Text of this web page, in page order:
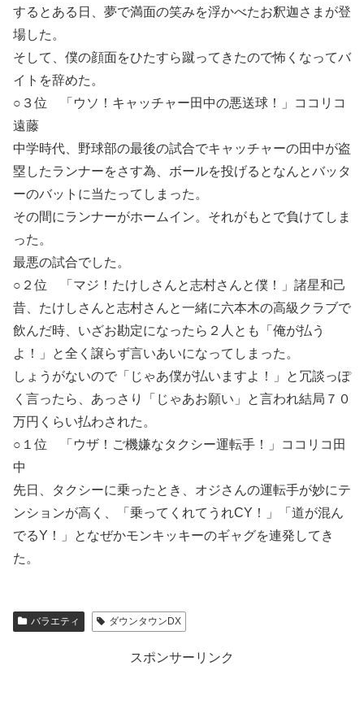
するとある日、夢で満面の笑みを浮かべたお釈迦さまが登
場した。
そして、僕の顔面をひたすら蹴ってきたので怖くなってバ
イトを辞めた。
○３位 「ウソ！キャッチャー田中の悪送球！」ココリコ
遠藤
中学時代、野球部の最後の試合でキャッチャーの田中が盗
塁したランナーをさす為、ボールを投げるとなんとバッタ
ーのバットに当たってしまった。
その間にランナーがホームイン。それがもとで負けてしま
った。
最悪の試合でした。
○２位 「マジ！たけしさんと志村さんと僕！」諸星和己
昔、たけしさんと志村さんと一緒に六本木の高級クラブで
飲んだ時、いざお勘定になったら２人とも「俺が払う
よ！」と全く譲らず言いあいになってしまった。
しょうがないので「じゃあ僕が払いますよ！」と冗談っぽ
く言ったら、あっさり「じゃあお願い」と言われ結局７０
万円くらい払わされた。
○１位 「ウザ！ご機嫌なタクシー運転手！」ココリコ田
中
先日、タクシーに乗ったとき、オジさんの運転手が妙にテ
ンションが高く、「乗ってくれてうれCY！」「道が混ん
でるY！」となぜかモンキッキーのギャグを連発してき
た。
バラエティ ダウンタウンDX
スポンサーリンク